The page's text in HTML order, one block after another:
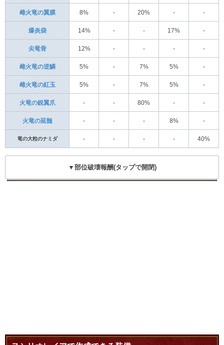
雌火竜の翼膜 8% - 20% - -
爆炎袋 14% - - 17% -
尖竜骨 12% - - - -
雌火竜の逆鱗 5% - 7% 5% -
雌火竜の紅玉 5% - 7% 5% -
火竜の鋭翼爪 - - 80% - -
火竜の延髄 - - - 8% -
竜の大粒のナミダ - - - - 40%
▼部位破壊報酬(タップで開閉)